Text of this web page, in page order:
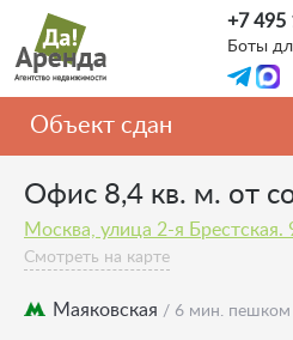
Перейти
основному
содержанию
+7 495
Боты
Объект сдан
Офис 8,4 кв. м. от
Москва, улица 2-я Брестская.
Смотреть на карте
Маяковская / 6 мин. пешком